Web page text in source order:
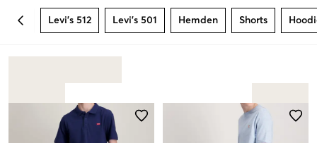
BACK Levi's 512 Levi's 501 Hemden Shorts